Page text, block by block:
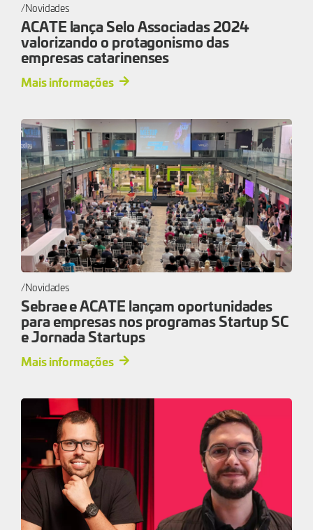
Novidades
ACATE lança Selo Associadas 2024
valorizando o protagonismo das
empresas catarinenses
Mais informações
Novidades
Sebrae e ACATE lançam oportunidades
para empresas nos programas Startup SC
e Jornada Startups
Mais informações